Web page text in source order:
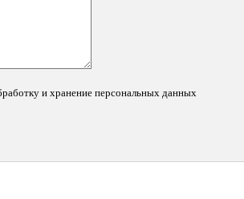
и хранение персональных данных